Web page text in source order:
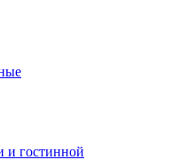
и гостинной